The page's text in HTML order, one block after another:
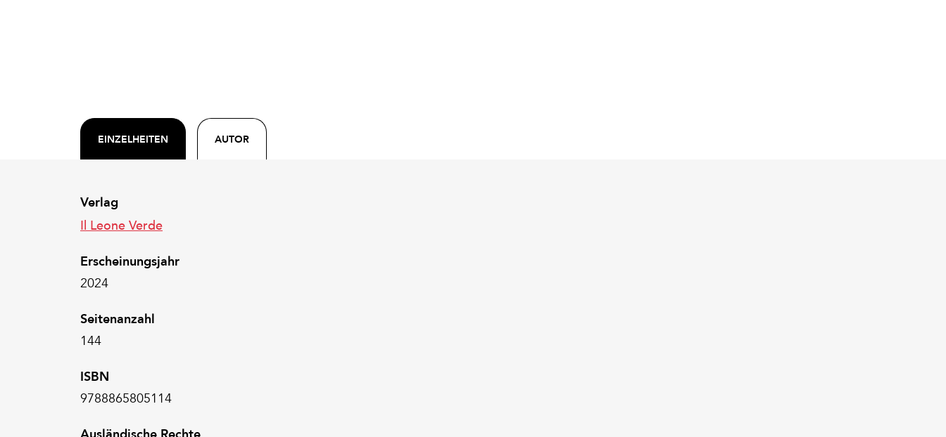
EINZELHEITEN AUTOR
Verlag
Il Leone Verde
Erscheinungsjahr
2024
Seitenanzahl
144
ISBN
9788865805114